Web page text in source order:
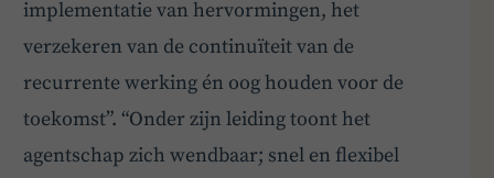
implementatie van hervormingen, het
verzekeren van de continuïteit van de
recurrente werking én oog houden voor de
toekomst”. “Onder zijn leiding toont het
agentschap zich wendbaar; snel en flexibel